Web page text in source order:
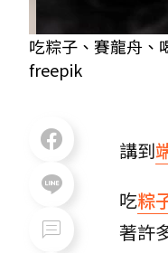
吃粽子、賽龍舟、
freepik
講到
吃粽
著許